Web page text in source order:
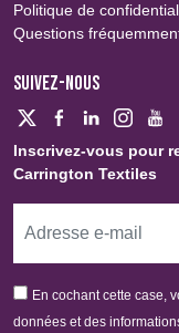
Politique de
Questions
SUIVEZ-NOUS
Inscrivez-vous pour
Carrington Textiles
En cochant cette case,
données et des